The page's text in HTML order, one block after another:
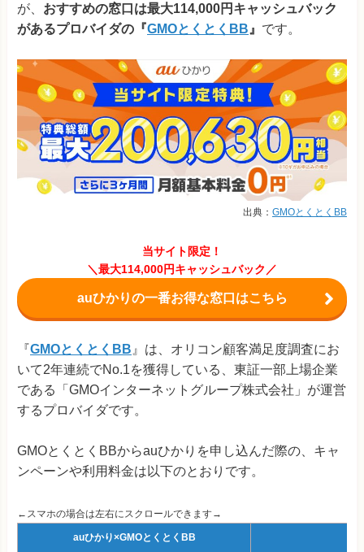
が、 おすすめの窓口は最大114,000円キャッシュバック
があるプロバイダの 『GMOとくとくBB 』 です。
出典： GMOとくとくBB
当サイト限定！
＼最大114,000円キャッシュバック／
auひかりの一番お得な窓口はこちら
『GMOとくとくBB 』は、オリコン顧客満足度調査にお
いて2年連続でNo.1を獲得している、東証一部上場企業
である「GMOインターネットグループ株式会社」が運営
するプロバイダです。
GMOとくとくBBからauひかりを申し込んだ際の、キャ
ンペーンや利用料金は以下のとおりです。
←スマホの場合は左右にスクロールできます→
auひかり×GMOとくとくBB